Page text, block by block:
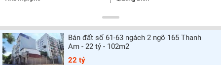
Tất cả
MỨC GIÁ
Tất cả
MẶT TIỀN
Tất cả
HƯỚNG
Bán đất số 61-63 ngách 2 ngõ 165 Thanh
Am - 22 tỷ - 102m2
22 tỷ